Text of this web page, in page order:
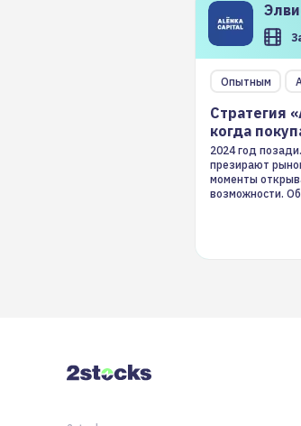
Опытным
Стратегия
когда
2024 год
презирают
моменты
возможности.